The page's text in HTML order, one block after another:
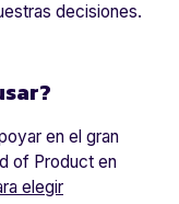
decisiones.
en el gran
of Product en
elegir